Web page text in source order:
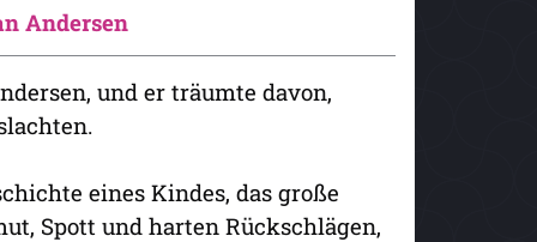
Andersen
und er träumte davon,
eines Kindes, das große
Spott und harten Rückschlägen,